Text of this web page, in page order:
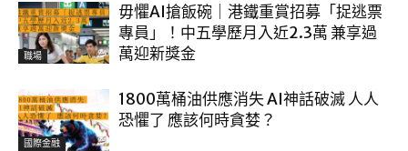
職場
毋懼AI搶飯碗｜港鐵重賞招募「捉逃票
專員」！中五學歷月入近2.3萬 兼享過
萬迎新獎金
國際金融
1800萬桶油供應消失 AI神話破滅 人人
恐懼了 應該何時貪婪？